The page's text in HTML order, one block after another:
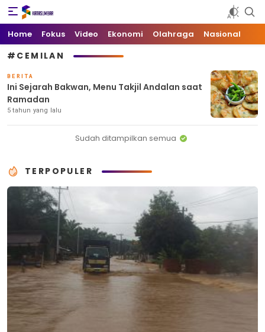
Kata Sumbar
Berita Sumbar Hari Ini
Home Fokus Video Ekonomi Olahraga Nasional
#CEMILAN
BERITA
Ini Sejarah Bakwan, Menu Takjil Andalan saat
Ramadan
5 tahun yang lalu
Sudah ditampilkan semua
TERPOPULER